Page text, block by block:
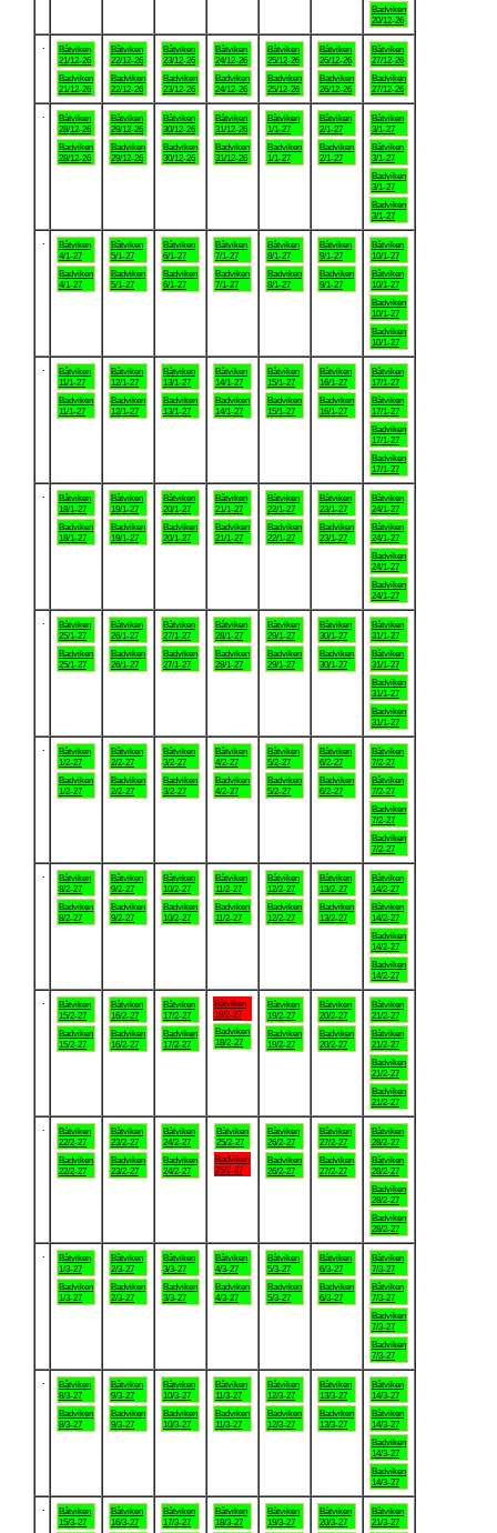
Badviken
20/12-26
Båtviken
21/12-26
Badviken
21/12-26
Båtviken
22/12-26
Badviken
22/12-26
Båtviken
23/12-26
Badviken
23/12-26
Båtviken
24/12-26
Badviken
24/12-26
Båtviken
25/12-26
Badviken
25/12-26
Båtviken
26/12-26
Badviken
26/12-26
Båtviken
27/12-26
Badviken
27/12-26
Båtviken
28/12-26
Badviken
28/12-26
Båtviken
29/12-26
Badviken
29/12-26
Båtviken
30/12-26
Badviken
30/12-26
Båtviken
31/12-26
Badviken
31/12-26
Båtviken
1/1-27
Badviken
1/1-27
Båtviken
2/1-27
Badviken
2/1-27
Båtviken
3/1-27
Båtviken
3/1-27
Badviken
3/1-27
Badviken
3/1-27
Båtviken
4/1-27
Badviken
4/1-27
Båtviken
5/1-27
Badviken
5/1-27
Båtviken
6/1-27
Badviken
6/1-27
Båtviken
7/1-27
Badviken
7/1-27
Båtviken
8/1-27
Badviken
8/1-27
Båtviken
9/1-27
Badviken
9/1-27
Båtviken
10/1-27
Båtviken
10/1-27
Badviken
10/1-27
Badviken
10/1-27
Båtviken
11/1-27
Badviken
11/1-27
Båtviken
12/1-27
Badviken
12/1-27
Båtviken
13/1-27
Badviken
13/1-27
Båtviken
14/1-27
Badviken
14/1-27
Båtviken
15/1-27
Badviken
15/1-27
Båtviken
16/1-27
Badviken
16/1-27
Båtviken
17/1-27
Båtviken
17/1-27
Badviken
17/1-27
Badviken
17/1-27
Båtviken
18/1-27
Badviken
18/1-27
Båtviken
19/1-27
Badviken
19/1-27
Båtviken
20/1-27
Badviken
20/1-27
Båtviken
21/1-27
Badviken
21/1-27
Båtviken
22/1-27
Badviken
22/1-27
Båtviken
23/1-27
Badviken
23/1-27
Båtviken
24/1-27
Båtviken
24/1-27
Badviken
24/1-27
Badviken
24/1-27
Båtviken
25/1-27
Badviken
25/1-27
Båtviken
26/1-27
Badviken
26/1-27
Båtviken
27/1-27
Badviken
27/1-27
Båtviken
28/1-27
Badviken
28/1-27
Båtviken
29/1-27
Badviken
29/1-27
Båtviken
30/1-27
Badviken
30/1-27
Båtviken
31/1-27
Båtviken
31/1-27
Badviken
31/1-27
Badviken
31/1-27
Båtviken
1/2-27
Badviken
1/2-27
Båtviken
2/2-27
Badviken
2/2-27
Båtviken
3/2-27
Badviken
3/2-27
Båtviken
4/2-27
Badviken
4/2-27
Båtviken
5/2-27
Badviken
5/2-27
Båtviken
6/2-27
Badviken
6/2-27
Båtviken
7/2-27
Båtviken
7/2-27
Badviken
7/2-27
Badviken
7/2-27
Båtviken
8/2-27
Badviken
8/2-27
Båtviken
9/2-27
Badviken
9/2-27
Båtviken
10/2-27
Badviken
10/2-27
Båtviken
11/2-27
Badviken
11/2-27
Båtviken
12/2-27
Badviken
12/2-27
Båtviken
13/2-27
Badviken
13/2-27
Båtviken
14/2-27
Båtviken
14/2-27
Badviken
14/2-27
Badviken
14/2-27
Båtviken
15/2-27
Badviken
15/2-27
Båtviken
16/2-27
Badviken
16/2-27
Båtviken
17/2-27
Badviken
17/2-27
Båtviken
18/2-27
Badviken
18/2-27
Båtviken
19/2-27
Badviken
19/2-27
Båtviken
20/2-27
Badviken
20/2-27
Båtviken
21/2-27
Båtviken
21/2-27
Badviken
21/2-27
Badviken
21/2-27
Båtviken
22/2-27
Badviken
22/2-27
Båtviken
23/2-27
Badviken
23/2-27
Båtviken
24/2-27
Badviken
24/2-27
Båtviken
25/2-27
Badviken
25/2-27
Båtviken
26/2-27
Badviken
26/2-27
Båtviken
27/2-27
Badviken
27/2-27
Båtviken
28/2-27
Båtviken
28/2-27
Badviken
28/2-27
Badviken
28/2-27
Båtviken
1/3-27
Badviken
1/3-27
Båtviken
2/3-27
Badviken
2/3-27
Båtviken
3/3-27
Badviken
3/3-27
Båtviken
4/3-27
Badviken
4/3-27
Båtviken
5/3-27
Badviken
5/3-27
Båtviken
6/3-27
Badviken
6/3-27
Båtviken
7/3-27
Båtviken
7/3-27
Badviken
7/3-27
Badviken
7/3-27
Båtviken
8/3-27
Badviken
8/3-27
Båtviken
9/3-27
Badviken
9/3-27
Båtviken
10/3-27
Badviken
10/3-27
Båtviken
11/3-27
Badviken
11/3-27
Båtviken
12/3-27
Badviken
12/3-27
Båtviken
13/3-27
Badviken
13/3-27
Båtviken
14/3-27
Båtviken
14/3-27
Badviken
14/3-27
Badviken
14/3-27
Båtviken
15/3-27
Båtviken
16/3-27
Båtviken
17/3-27
Båtviken
18/3-27
Båtviken
19/3-27
Båtviken
20/3-27
Båtviken
21/3-27